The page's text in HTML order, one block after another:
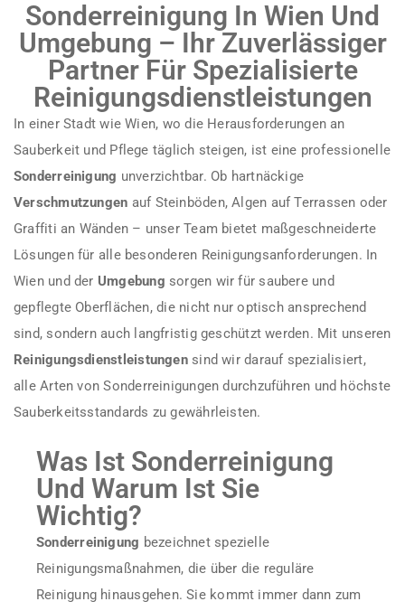
Sonderreinigung In Wien Und
Umgebung – Ihr Zuverlässiger
Partner Für Spezialisierte
Reinigungsdienstleistungen
In einer Stadt wie Wien, wo die Herausforderungen an
Sauberkeit und Pflege täglich steigen, ist eine professionelle
Sonderreinigung unverzichtbar. Ob hartnäckige
Verschmutzungen auf Steinböden, Algen auf Terrassen oder
Graffiti an Wänden – unser Team bietet maßgeschneiderte
Lösungen für alle besonderen Reinigungsanforderungen. In
Wien und der Umgebung sorgen wir für saubere und
gepflegte Oberflächen, die nicht nur optisch ansprechend
sind, sondern auch langfristig geschützt werden. Mit unseren
Reinigungsdienstleistungensind wir darauf spezialisiert,
alle Arten von Sonderreinigungen durchzuführen und höchste
Sauberkeitsstandards zu gewährleisten.
Was Ist Sonderreinigung
Und Warum Ist Sie
Wichtig?
Sonderreinigung bezeichnet spezielle
Reinigungsmaßnahmen, die über die reguläre
Reinigung hinausgehen. Sie kommt immer dann zum